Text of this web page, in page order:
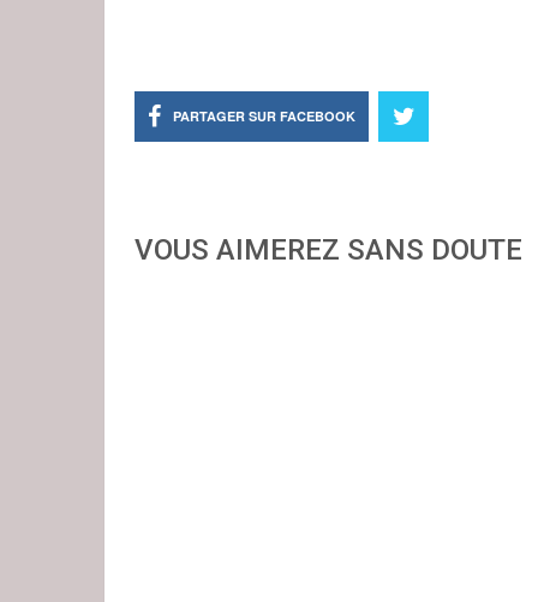
PARTAGER SUR FACEBOOK
VOUS AIMEREZ SANS DOUTE